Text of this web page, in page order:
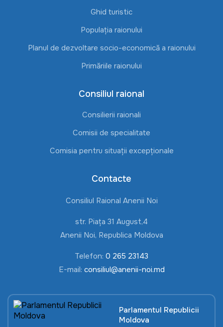
Ghid turistic
Populația raionului
Planul de dezvoltare socio-economică a raionului
Primăriile raionului
Consiliul raional
Consilierii raionali
Comisii de specialitate
Comisia pentru situații excepționale
Contacte
Consiliul Raional Anenii Noi
str. Piața 31 August,4
Anenii Noi, Republica Moldova
Telefon: 0 265 23143
E-mail: consiliul@anenii-noi.md
Parlamentul Republicii
Moldova